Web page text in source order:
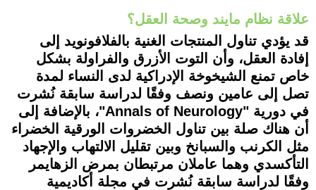
علاقة نظام مايند وصحة العقل؟
قد يؤدي تناول المنتجات الغنية بالفلافونويد إلى
إفادة العقل، وأن التوت الأزرق والفراولة بشكل
خاص تمنع الشيخوخة الإدراكية لدى النساء لمدة
تصل إلى عامين ونصف وفقًا لدراسة سابقة نُشرت
في دورية "Annals of Neurology"، بالإضافة إلى
أن هناك صلة بين تناول الخضروات الورقية الخضراء
مثل الكرنب والسبانخ وبين تقليل الالتهاب والإجهاد
التأكسدي وهما عاملان مرتبطان بمرض الزهايمر
وفقًا لدراسة سابقة نُشرت في مجلة أكاديمية